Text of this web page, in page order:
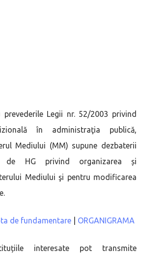
Legii nr. 52/2003 privind
în administraţia publică,
Mediului (MM) supune dezbaterii
de HG privind organizarea și
Mediului şi pentru modificarea
de fundamentare ORGANIGRAMA
interesate pot transmite